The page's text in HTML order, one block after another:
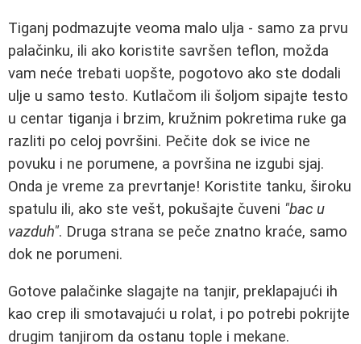
Tiganj podmazujte veoma malo ulja - samo za prvu
palačinku, ili ako koristite savršen teflon, možda
vam neće trebati uopšte, pogotovo ako ste dodali
ulje u samo testo. Kutlačom ili šoljom sipajte testo
u centar tiganja i brzim, kružnim pokretima ruke ga
razliti po celoj površini. Pečite dok se ivice ne
povuku i ne porumene, a površina ne izgubi sjaj.
Onda je vreme za prevrtanje! Koristite tanku, široku
spatulu ili, ako ste vešt, pokušajte čuveni "bac u
vazduh". Druga strana se peče znatno kraće, samo
dok ne porumeni.
Gotove palačinke slagajte na tanjir, preklapajući ih
kao crep ili smotavajući u rolat, i po potrebi pokrijte
drugim tanjirom da ostanu tople i mekane.